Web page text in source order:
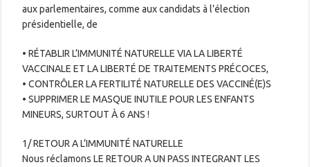
aux parlementaires, comme aux candidats à l’élection
présidentielle, de
• RÉTABLIR L’IMMUNITÉ NATURELLE VIA LA LIBERTÉ
VACCINALE ET LA LIBERTÉ DE TRAITEMENTS PRÉCOCES,
• CONTRÔLER LA FERTILITÉ NATURELLE DES VACCINÉ(E)S
• SUPPRIMER LE MASQUE INUTILE POUR LES ENFANTS
MINEURS, SURTOUT À 6 ANS !
1/ RETOUR A L’IMMUNITÉ NATURELLE
Nous réclamons LE RETOUR A UN PASS INTEGRANT LES